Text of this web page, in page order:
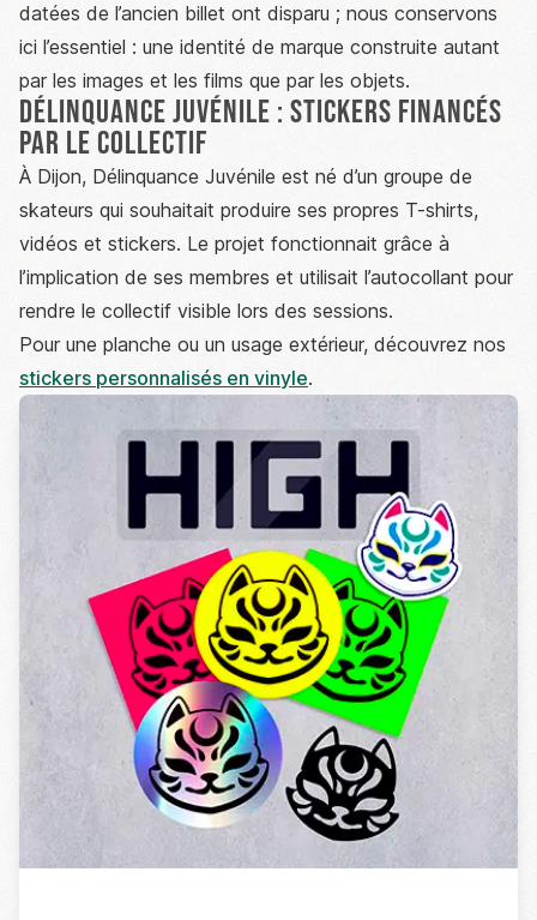
datées de l’ancien billet ont disparu ; nous conservons
ici l’essentiel : une identité de marque construite autant
par les images et les films que par les objets.
Délinquance Juvénile : stickers financés
par le collectif
À Dijon, Délinquance Juvénile est né d’un groupe de
skateurs qui souhaitait produire ses propres T-shirts,
vidéos et stickers. Le projet fonctionnait grâce à
l’implication de ses membres et utilisait l’autocollant pour
rendre le collectif visible lors des sessions.
Pour une planche ou un usage extérieur, découvrez nos
stickers personnalisés en vinyle.